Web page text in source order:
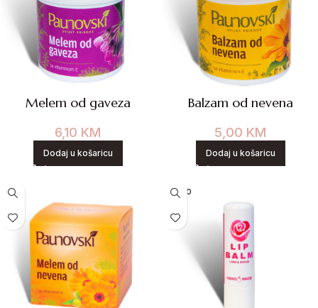
Melem od gaveza
6,10 KM
Dodaj u košaricu
Balzam od nevena
5,00 KM
Dodaj u košaricu
NOVO